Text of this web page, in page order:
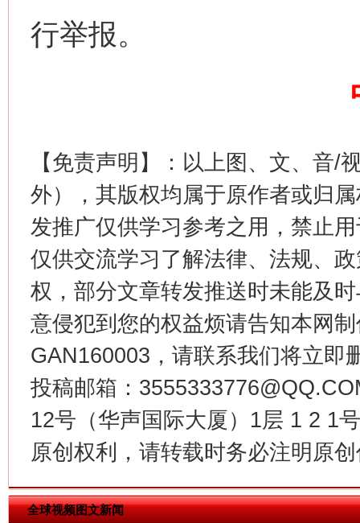
行举报。
【免责声明】：以上图、文、音/
外），其版权均属于原作者或归
发推广仅供学习参考之用，禁止
仅供交流学习了解法律、法规、
权，部分文章转发推送时未能及
意侵犯到您的权益烦请告知本网
GAN160003，请联系我们将立即
投稿邮箱：
12号（华声国际大厦）1层 1 2 1
原创权利，请转载时务必注明原
全球视频图文新闻
“刷贴”乱象丛生
生